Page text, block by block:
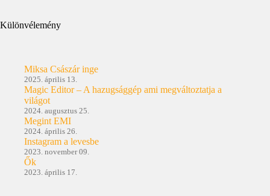
Különvélemény
Miksa Császár inge
2025. április 13.
Magic Editor – A hazugsággép ami megváltoztatja a
világot
2024. augusztus 25.
Megint EMI
2024. április 26.
Instagram a levesbe
2023. november 09.
Ők
2023. április 17.